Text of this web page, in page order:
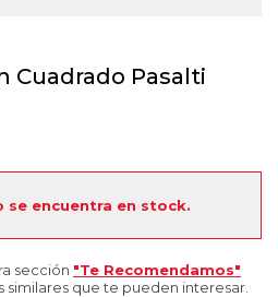
Cuadrado Pasalti
se encuentra en stock.
sección "Te Recomendamos"
que te pueden interesar.